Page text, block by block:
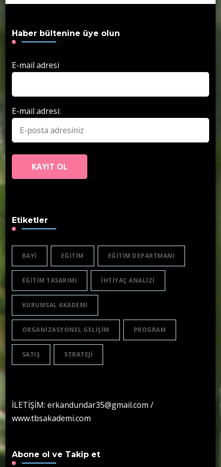
Haber bültenine üye olun
E-mail adresi
E-mail adresi:
Etiketler
BAYI EĞITIM EĞITIM DEPARTMANI
EĞITIM TASARIMI IHTIYAÇ ANALIZI
KURUMSAL AKADEMI
ORGANIZASYONEL GELIŞIM PROGRAM
SATIŞ STRATEJI
İLETİŞİM: erkandundar35@gmail.com /
www.tbsakademi.com
Abone ol ve Takip et